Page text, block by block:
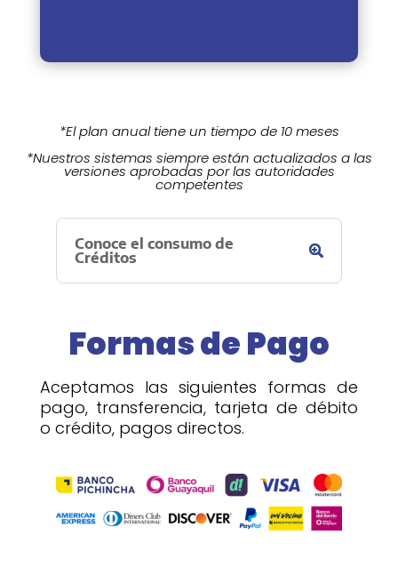
*El plan anual tiene un tiempo de 10 meses
*Nuestros sistemas siempre están actualizados a las
versiones aprobadas por las autoridades
competentes
Conoce el consumo de
Créditos
Formas de Pago
Aceptamos las siguientes formas de
pago, transferencia, tarjeta de débito
o crédito, pagos directos.